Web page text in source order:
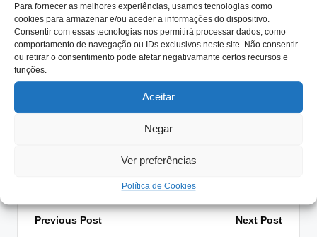
Para fornecer as melhores experiências, usamos tecnologias como
cookies para armazenar e/ou aceder a informações do dispositivo.
Consentir com essas tecnologias nos permitirá processar dados, como
comportamento de navegação ou IDs exclusivos neste site. Não consentir
ou retirar o consentimento pode afetar negativamante certos recursos e
funções.
Aceitar
Negar
Ver preferências
Política de Cookies
António Nogueira da Costa
CEO da efconsulting® e docente do ensino
superior. Especialista na elaboração de
Empresas e Famílias Empresárias®. Orador em
centenas de artigos relacionados com
Post
Previous Post Next Post